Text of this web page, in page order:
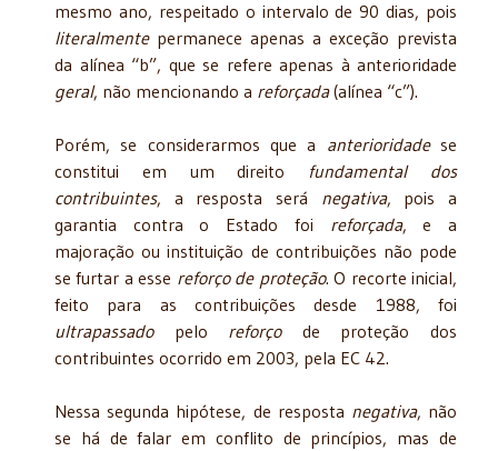
mesmo ano, respeitado o intervalo de 90 dias, pois
literalmentepermanece apenas a exceção prevista
da alínea “b”, que se refere apenas à anterioridade
geral, não mencionando a reforçada(alínea “c”).
Porém, se considerarmos que a anterioridadese
constitui em um direito fundamental dos
contribuintes, a resposta será negativa, pois a
garantia contra o Estado foi reforçada, e a
majoração ou instituição de contribuições não pode
se furtar a esse reforço de proteção. O recorte inicial,
feito para as contribuições desde 1988, foi
ultrapassadopelo reforçode proteção dos
contribuintes ocorrido em 2003, pela EC 42.
Nessa segunda hipótese, de resposta negativa, não
se há de falar em conflito de princípios, mas de